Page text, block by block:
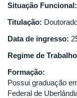
Situação Funcional:
Titulação:
Data de ingresso:
Regime de
Formação:
Possui graduação
Federal de